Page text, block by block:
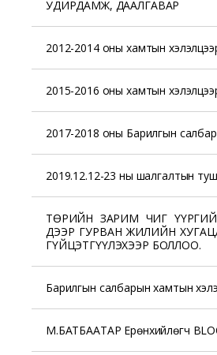
УДИРДАМЖ, ДААЛГАВАР
2012-2014 оны хамтын
2015-2016 оны хамтын
2017-2018 оны Барилгын
2019.12.12-23 ны шалгалтын
ТӨРИЙН ЗАРИМ ЧИГ
ДЭЭР ГУРВАН ЖИЛИЙН
ГҮЙЦЭТГҮҮЛЭХЭЭР БОЛЛОО.
Барилгын салбарын хамтын
М.БАТБААТАР Ерөнхийлөгч